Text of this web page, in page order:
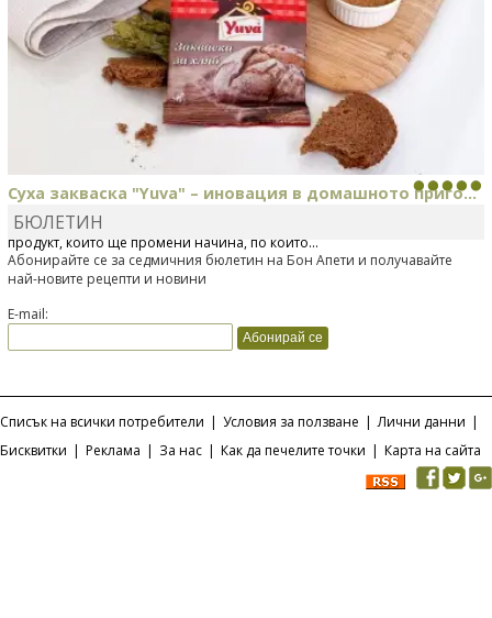
Суха закваска "Yuva" – иновация в домашното приго...
Отскоро Лесафр България стартира предлагането на изцяло нов
продукт, който ще промени начина, по който...
БЮЛЕТИН
Абонирайте се за седмичния бюлетин на Бон Апети и получавайте
най-новите рецепти и новини
E-mail:
Списък на всички потребители | Условия за ползване | Лични данни |
Бисквитки | Реклама | За нас | Как да печелите точки | Карта на сайта